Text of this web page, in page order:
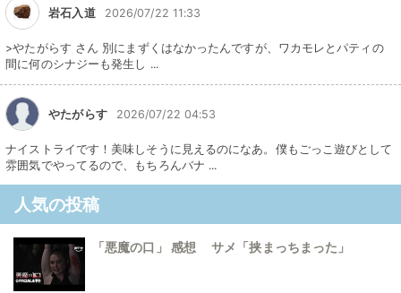
岩石入道 2026/07/22 11:33
>やたがらす さん 別にまずくはなかったんですが、ワカモレとパティの
間に何のシナジーも発生し ...
やたがらす 2026/07/22 04:53
ナイストライです！美味しそうに見えるのになあ。僕もごっこ遊びとして
雰囲気でやってるので、もちろんバナ ...
人気の投稿
「悪魔の口」 感想 サメ「挟まっちまった」